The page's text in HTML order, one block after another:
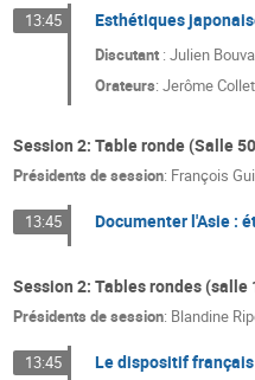
13:45 Esthétiques
Discutant: Julien
Orateurs: Jerôme Collet
Session 2: Table ronde (Salle
Présidents de session: François
13:45 Documenter l'Asie :
Session 2: Tables rondes (salle
Présidents de session: Blandine
13:45 Le dispositif